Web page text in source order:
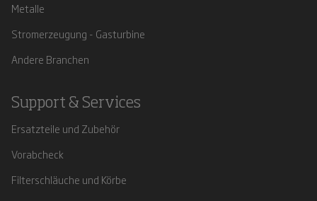
Metalle
Stromerzeugung - Gasturbine
Andere Branchen
Support & Services
Ersatzteile und Zubehör
Vorabcheck
Filterschläuche und Körbe